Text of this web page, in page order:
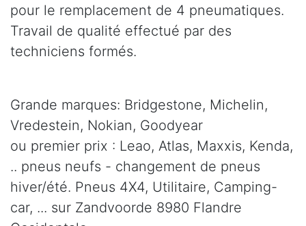
pour le remplacement de 4 pneumatiques.
Travail de qualité effectué par des
techniciens formés.
Grande marques: Bridgestone, Michelin,
Vredestein, Nokian, Goodyear
ou premier prix : Leao, Atlas, Maxxis, Kenda,
.. pneus neufs - changement de pneus
hiver/été. Pneus 4X4, Utilitaire, Camping-
car, ... sur Zandvoorde 8980 Flandre